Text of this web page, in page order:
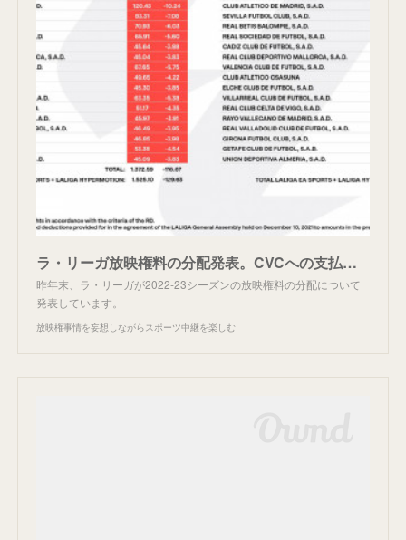
ラ・リーガ放映権料の分配発表。CVCへの支払い始まる。
昨年末、ラ・リーガが2022-23シーズンの放映権料の分配について
発表しています。
放映権事情を妄想しながらスポーツ中継を楽しむ